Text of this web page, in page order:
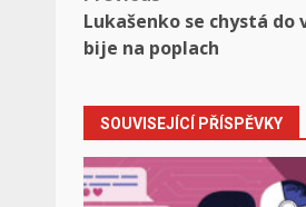
navigation
Lukašenko se chystá do
bije na poplach
SOUVISEJÍCÍ PŘÍSPĚVKY